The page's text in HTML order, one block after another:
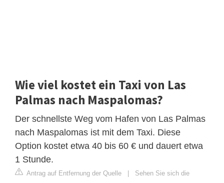
Wie viel kostet ein Taxi von Las
Palmas nach Maspalomas?
Der schnellste Weg vom Hafen von Las Palmas
nach Maspalomas ist mit dem Taxi. Diese
Option kostet etwa 40 bis 60 € und dauert etwa
1 Stunde.
Antrag auf Entfernung der Quelle | Sehen Sie sich die